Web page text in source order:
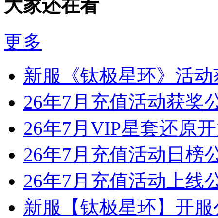
大家还在看
更多
新服《钛极星环》活
26年7月充值活动获奖
26年7月VIP星套还原
26年7月充值活动日榜
26年7月充值活动上线
新服【钛极星环】开服